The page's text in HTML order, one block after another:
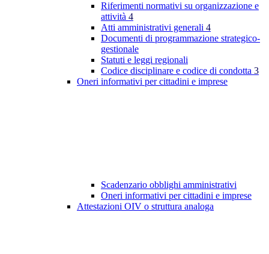
Riferimenti normativi su organizzazione e
attività 4
Atti amministrativi generali 4
Documenti di programmazione strategico-
gestionale
Statuti e leggi regionali
Codice disciplinare e codice di condotta 3
Oneri informativi per cittadini e imprese
Scadenzario obblighi amministrativi
Oneri informativi per cittadini e imprese
Attestazioni OIV o struttura analoga